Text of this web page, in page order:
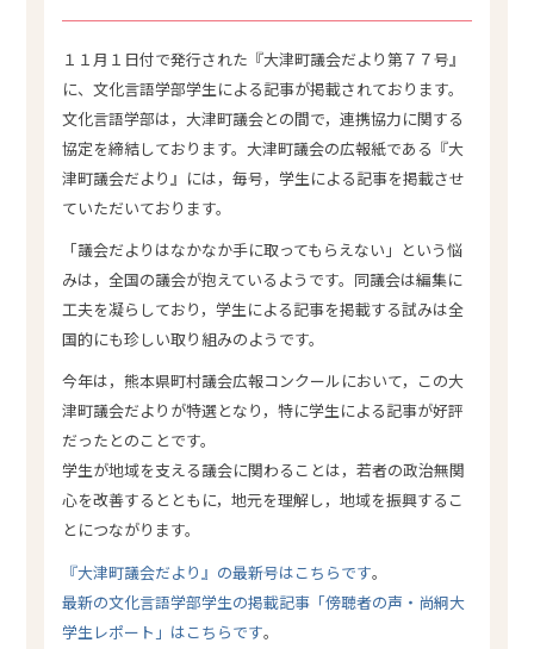
１１月１日付で発行された『大津町議会だより第７７号』
に、文化言語学部学生による記事が掲載されております。
文化言語学部は，大津町議会との間で，連携協力に関する
協定を締結しております。大津町議会の広報紙である『大
津町議会だより』には，毎号，学生による記事を掲載させ
ていただいております。
「議会だよりはなかなか手に取ってもらえない」という悩
みは，全国の議会が抱えているようです。同議会は編集に
工夫を凝らしており，学生による記事を掲載する試みは全
国的にも珍しい取り組みのようです。
今年は，熊本県町村議会広報コンクールにおいて，この大
津町議会だよりが特選となり，特に学生による記事が好評
だったとのことです。
学生が地域を支える議会に関わることは，若者の政治無関
心を改善するとともに，地元を理解し，地域を振興するこ
とにつながります。
『大津町議会だより』の最新号はこちらです。
最新の文化言語学部学生の掲載記事「傍聴者の声・尚絅大
学生レポート」はこちらです。